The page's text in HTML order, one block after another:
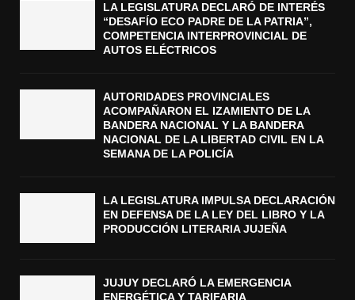
LA LEGISLATURA DECLARÓ DE INTERÉS
“DESAFÍO ECO PADRE DE LA PATRIA”,
COMPETENCIA INTERPROVINCIAL DE
AUTOS ELÉCTRICOS
AUTORIDADES PROVINCIALES
ACOMPAÑARON EL IZAMIENTO DE LA
BANDERA NACIONAL Y LA BANDERA
NACIONAL DE LA LIBERTAD CIVIL EN LA
SEMANA DE LA POLICÍA
LA LEGISLATURA IMPULSA DECLARACIÓN
EN DEFENSA DE LA LEY DEL LIBRO Y LA
PRODUCCIÓN LITERARIA JUJEÑA
JUJUY DECLARÓ LA EMERGENCIA
ENERGÉTICA Y TARIFARIA